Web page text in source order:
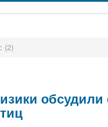
(2)
обсудили